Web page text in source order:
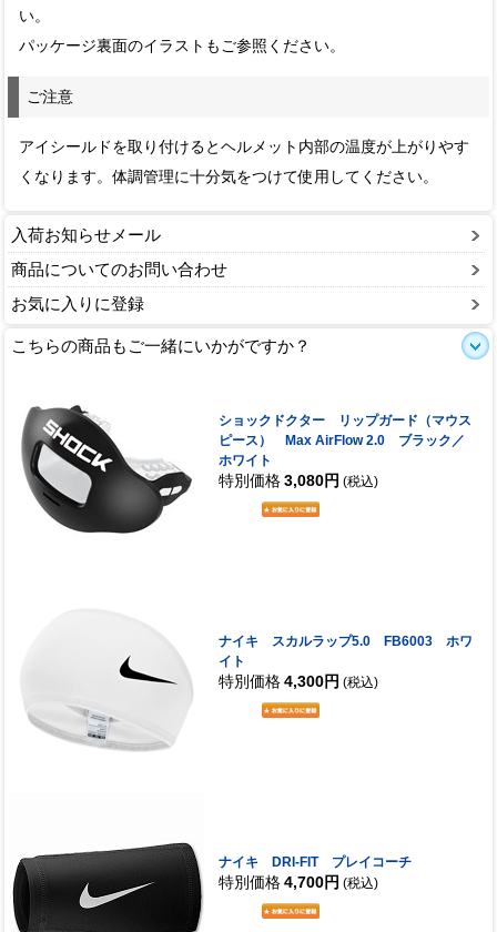
い。
パッケージ裏面のイラストもご参照ください。
ご注意
アイシールドを取り付けるとヘルメット内部の温度が上がりやす
くなります。体調管理に十分気をつけて使用してください。
入荷お知らせメール
商品についてのお問い合わせ
お気に入りに登録
こちらの商品もご一緒にいかがですか？
ショックドクター リップガード（マウス
ピース） Max AirFlow 2.0 ブラック／
ホワイト
特別価格 3,080円 (税込)
ナイキ スカルラップ5.0 FB6003 ホワ
イト
特別価格 4,300円 (税込)
ナイキ DRI-FIT プレイコーチ
特別価格 4,700円 (税込)